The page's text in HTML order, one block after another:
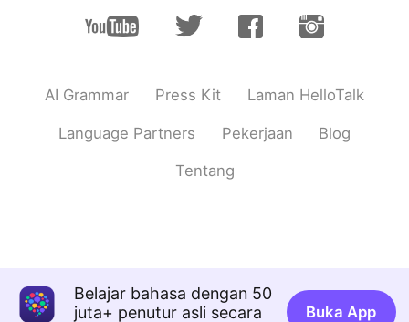
AI Grammar Press Kit Laman HelloTalk
Language Partners Pekerjaan Blog
Tentang
Belajar bahasa dengan 50
juta+ penutur asli secara
Buka App